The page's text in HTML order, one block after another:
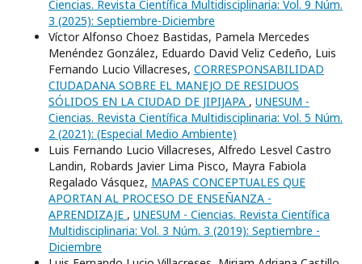
Ciencias. Revista Científica Multidisciplinaria: Vol. 9 Núm.
3 (2025): Septiembre-Diciembre
Ví­ctor Alfonso Choez Bastidas, Pamela Mercedes
Menéndez González, Eduardo David Veliz Cedeño, Luis
Fernando Lucio Villacreses, CORRESPONSABILIDAD
CIUDADANA SOBRE EL MANEJO DE RESIDUOS
SÓLIDOS EN LA CIUDAD DE JIPIJAPA , UNESUM -
Ciencias. Revista Científica Multidisciplinaria: Vol. 5 Núm.
2 (2021): (Especial Medio Ambiente)
Luis Fernando Lucio Villacreses, Alfredo Lesvel Castro
Landin, Robards Javier Lima Pisco, Mayra Fabiola
Regalado Vásquez, MAPAS CONCEPTUALES QUE
APORTAN AL PROCESO DE ENSEÑANZA -
APRENDIZAJE , UNESUM - Ciencias. Revista Científica
Multidisciplinaria: Vol. 3 Núm. 3 (2019): Septiembre -
Diciembre